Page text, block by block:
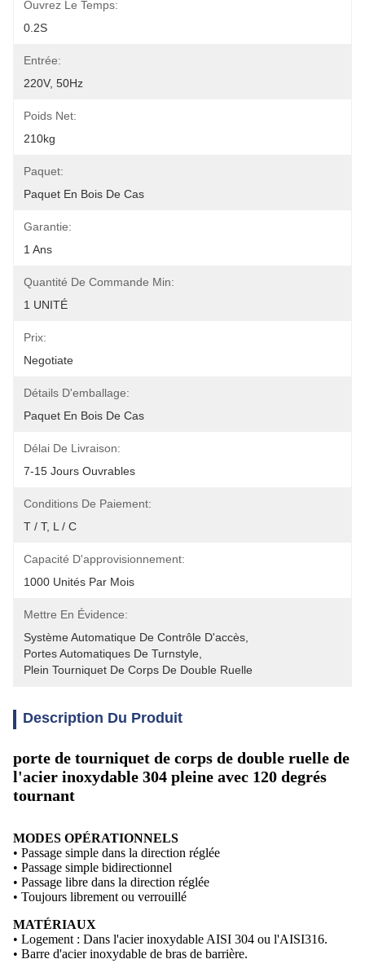
Ouvrez Le Temps:
0.2S
Entrée:
220V, 50Hz
Poids Net:
210kg
Paquet:
Paquet En Bois De Cas
Garantie:
1 Ans
Quantité De Commande Min:
1 UNITÉ
Prix:
Negotiate
Détails D'emballage:
Paquet En Bois De Cas
Délai De Livraison:
7-15 Jours Ouvrables
Conditions De Paiement:
T / T, L / C
Capacité D'approvisionnement:
1000 Unités Par Mois
Mettre En Évidence:
Système Automatique De Contrôle D'accès
Portes Automatiques De Turnstyle
Plein Tourniquet De Corps De Double Ruelle
Description Du Produit
porte de tourniquet de corps de double ruelle de
l'acier inoxydable 304 pleine avec 120 degrés
tournant
MODES OPÉRATIONNELS
• Passage simple dans la direction réglée
• Passage simple bidirectionnel
• Passage libre dans la direction réglée
• Toujours librement ou verrouillé
MATÉRIAUX
• Logement : Dans l'acier inoxydable AISI 304 ou l'AISI316.
• Barre d'acier inoxydable de bras de barrière.